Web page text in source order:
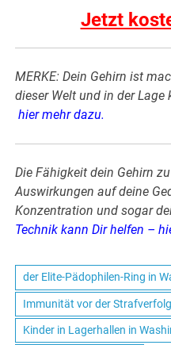
Jetzt
MERKE: Dein Gehirn ist
dieser Welt und in der
hier mehr dazu.
Die Fähigkeit dein Gehirn
Auswirkungen auf deine
Konzentration und sogar
Technik kann Dir helfen –
der Elite-Pädophilen-Ring in
Immunität vor der
Kinder in Lagerhallen in